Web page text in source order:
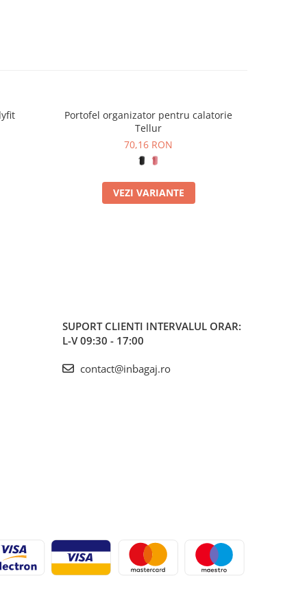
Portofel organizator pentru calatorie
Tellur
70,16 RON
VEZI VARIANTE
SUPORT CLIENTI INTERVALUL ORAR:
L-V 09:30 - 17:00
contact@inbagaj.ro